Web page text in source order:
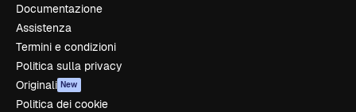
Documentazione
Assistenza
Termini e condizioni
Politica sulla privacy
Originali New
Politica dei cookie